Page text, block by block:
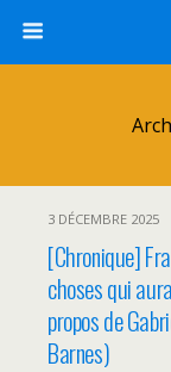
3 DÉCEMBRE 2025
[Chronique]
choses qui
propos de
Barnes)